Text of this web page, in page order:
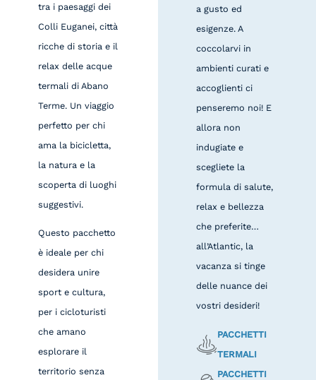
a gusto ed
esigenze. A
coccolarvi in
ambienti curati e
accoglienti ci
penseremo noi! E
allora non
indugiate e
scegliete la
formula di salute,
relax e bellezza
che preferite…
all’Atlantic, la
vacanza si tinge
delle nuance dei
vostri desideri!
PACCHETTI
TERMALI
PACCHETTI
tra i paesaggi dei
Colli Euganei, città
ricche di storia e il
relax delle acque
termali di Abano
Terme. Un viaggio
perfetto per chi
ama la bicicletta,
la natura e la
scoperta di luoghi
suggestivi.
Questo pacchetto
è ideale per chi
desidera unire
sport e cultura,
per i cicloturisti
che amano
esplorare il
territorio senza